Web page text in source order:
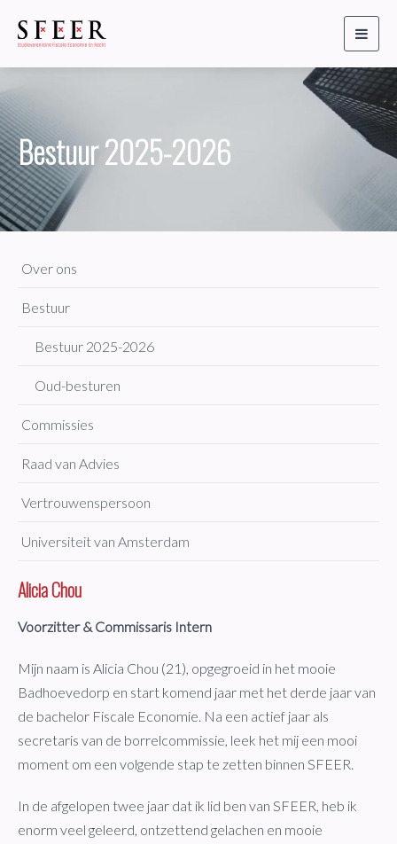
Toggle
Bestuur 2025-2026
Over ons
Bestuur
Bestuur 2025-2026
Oud-besturen
Commissies
Raad van Advies
Vertrouwenspersoon
Universiteit van Amsterdam
Alicia Chou
Voorzitter & Commissaris Intern
Mijn naam is Alicia Chou (21), opgegroeid in het mooie
Badhoevedorp en start komend jaar met het derde jaar van
de bachelor Fiscale Economie. Na een actief jaar als
secretaris van de borrelcommissie, leek het mij een mooi
moment om een volgende stap te zetten binnen SFEER.
In de afgelopen twee jaar dat ik lid ben van SFEER, heb ik
enorm veel geleerd, ontzettend gelachen en mooie